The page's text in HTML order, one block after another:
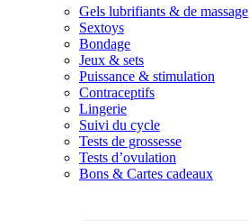
Gels lubrifiants & de massage
Sextoys
Bondage
Jeux & sets
Puissance & stimulation
Contraceptifs
Lingerie
Suivi du cycle
Tests de grossesse
Tests d’ovulation
Bons & Cartes cadeaux